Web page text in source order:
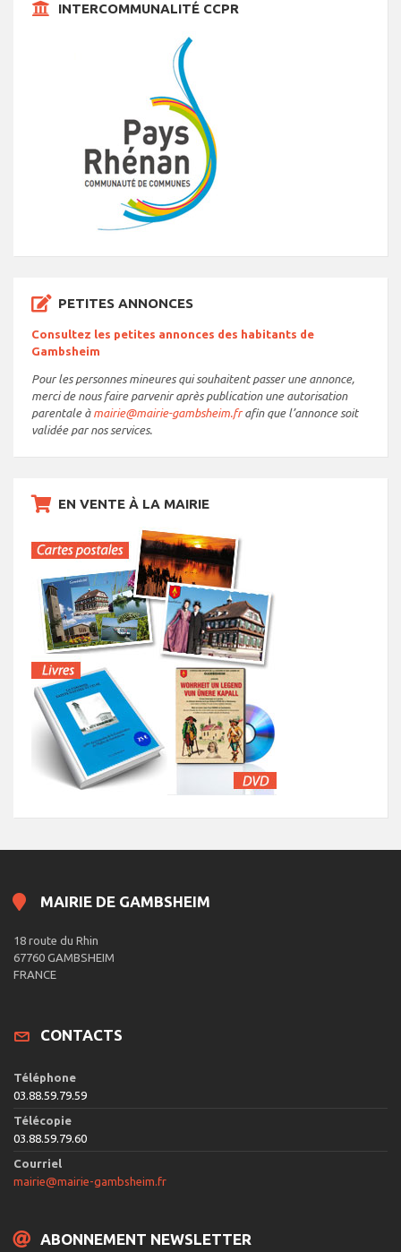
INTERCOMMUNALITÉ CCPR
PETITES ANNONCES
Consultez les petites annonces des habitants de
Gambsheim
Pour les personnes mineures qui souhaitent passer une annonce,
merci de nous faire parvenir après publication une autorisation
parentale à mairie@mairie-gambsheim.frafin que l’annonce soit
validée par nos services.
EN VENTE À LA MAIRIE
MAIRIE DE GAMBSHEIM
18 route du Rhin
67760 GAMBSHEIM
FRANCE
CONTACTS
Téléphone
03.88.59.79.59
Télécopie
03.88.59.79.60
Courriel
mairie@mairie-gambsheim.fr
ABONNEMENT NEWSLETTER